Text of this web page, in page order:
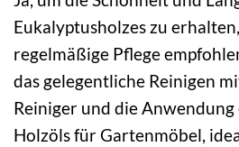
Eukalyptusholzes zu
regelmäßige Pflege
das gelegentliche Reinigen
Reiniger und die Anwendung
Holzöls für Gartenmöbel,